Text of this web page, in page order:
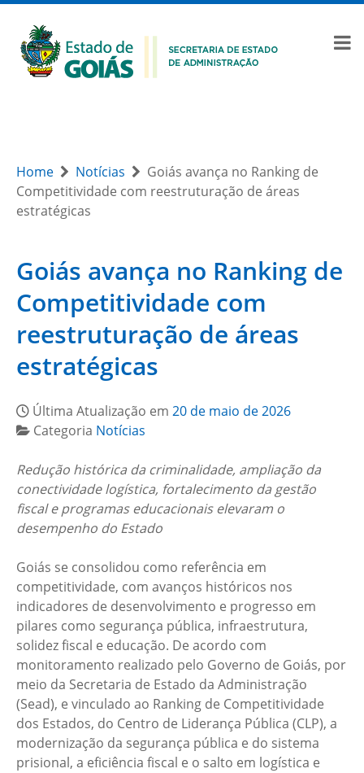
Home Notícias
Goiás avança no Ranking de
Competitividade com reestruturação de áreas
estratégicas
Goiás avança no Ranking de
Competitividade com
reestruturação de áreas
estratégicas
Última Atualização em 20 de maio de 2026
Categoria Notícias
Redução histórica da criminalidade, ampliação da
conectividade logística, fortalecimento da gestão
fiscal e programas educacionais elevaram o
desempenho do Estado
Goiás se consolidou como referência em
competitividade, com avanços históricos nos
indicadores de desenvolvimento e progresso em
pilares como segurança pública, infraestrutura,
solidez fiscal e educação. De acordo com
monitoramento realizado pelo Governo de Goiás, por
meio da Secretaria de Estado da Administração
(Sead), e vinculado ao Ranking de Competitividade
dos Estados, do Centro de Liderança Pública (CLP), a
modernização da segurança pública e do sistema
prisional, a eficiência fiscal e o salto em logística e